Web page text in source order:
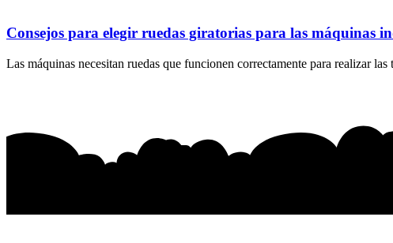
Consejos para elegir ruedas giratorias para las máquinas
Las máquinas necesitan ruedas que funcionen correctamente para realizar